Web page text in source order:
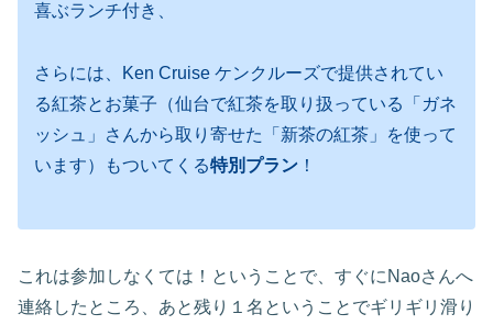
喜ぶランチ付き、
さらには、Ken Cruise ケンクルーズで提供されてい
る紅茶とお菓子（仙台で紅茶を取り扱っている「ガネ
ッシュ」さんから取り寄せた「新茶の紅茶」を使って
います）もついてくる特別プラン ！
これは参加しなくては！ということで、すぐにNaoさんへ
連絡したところ、あと残り１名ということでギリギリ滑り